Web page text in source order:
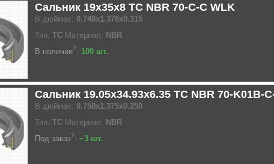
Сальник 19x35x8 TC NBR 70-C-C WLK
В дюймах: 0.748x1.378x0.315
Тип: TC Материал: NBR
В наличии?: 100 шт.
Сальник 19.05x34.93x6.35 TC NBR 70-K01B-
В дюймах: 0.750x1.375x0.250
Тип: TC Материал: NBR
Под заказ?: ~3 шт.